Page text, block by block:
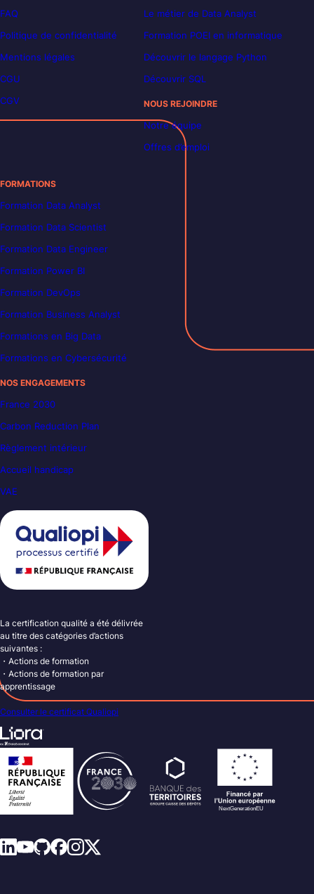
FAQ
Politique de confidentialité
Mentions légales
CGU
CGV
Le métier de Data Analyst
Formation POEI en informatique
Découvrir le langage Python
Découvrir SQL
NOUS REJOINDRE
Notre équipe
Offres d’emploi
FORMATIONS
Formation Data Analyst
Formation Data Scientist
Formation Data Engineer
Formation Power BI
Formation DevOps
Formation Business Analyst
Formations en Big Data
Formations en Cybersécurité
NOS ENGAGEMENTS
France 2030
Carbon Reduction Plan
Règlement intérieur
Accueil handicap
VAE
La certification qualité a été délivrée
au titre des catégories d’actions
suivantes :
・Actions de formation
・Actions de formation par
apprentissage
Consulter le certificat Qualiopi